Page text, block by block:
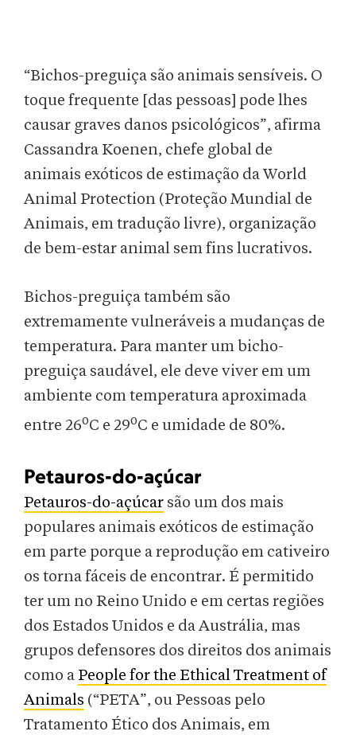
“Bichos-preguiça são animais sensíveis. O
toque frequente [das pessoas] pode lhes
causar graves danos psicológicos”, afirma
Cassandra Koenen, chefe global de
animais exóticos de estimação da World
Animal Protection (Proteção Mundial de
Animais, em tradução livre), organização
de bem-estar animal sem fins lucrativos.
Bichos-preguiça também são
extremamente vulneráveis a mudanças de
temperatura. Para manter um bicho-
preguiça saudável, ele deve viver em um
ambiente com temperatura aproximada
entre 26oC e 29oC e umidade de 80%.
Petauros-do-açúcar
Petauros-do-açúcar são um dos mais
populares animais exóticos de estimação
em parte porque a reprodução em cativeiro
os torna fáceis de encontrar. É permitido
ter um no Reino Unido e em certas regiões
dos Estados Unidos e da Austrália, mas
grupos defensores dos direitos dos animais
como a People for the Ethical Treatment of
Animals (“PETA”, ou Pessoas pelo
Tratamento Ético dos Animais, em